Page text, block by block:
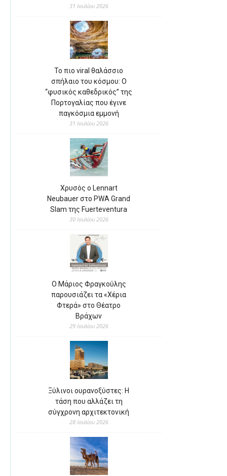
31 Ιουλίου 2026
Το πιο viral θαλάσσιο
σπήλαιο του κόσμου: Ο
“φυσικός καθεδρικός” της
Πορτογαλίας που έγινε
παγκόσμια εμμονή
31 Ιουλίου 2026
Χρυσός ο Lennart
Neubauer στο PWA Grand
Slam της Fuerteventura
30 Ιουλίου 2026
Ο Μάριος Φραγκούλης
παρουσιάζει τα «Χέρια
Φτερά» στο Θέατρο
Βράχων
29 Ιουλίου 2026
Ξύλινοι ουρανοξύστες: Η
τάση που αλλάζει τη
σύγχρονη αρχιτεκτονική
28 Ιουλίου 2026